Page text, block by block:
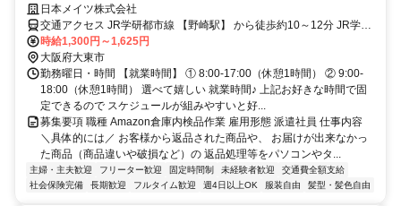
型自由♪自分スタイルで就業可
日本メイツ株式会社
交通アクセス JR学研都市線 【野崎駅】 から徒歩約10～12分 JR学研
都市線 【住道駅】 から徒歩約13～15分 ※各駅からの送迎バス等はご
時給1,300円～1,625円
大阪府大東市
勤務曜日・時間 【就業時間】 ① 8:00-17:00（休憩1時間） ② 9:00-
18:00（休憩1時間） 選べて嬉しい 就業時間♪ 上記お好きな時間で固
定できるので スケジュールが組みやすいと好...
募集要項 職種 Amazon倉庫内検品作業 雇用形態 派遣社員 仕事内容
＼具体的には／ お客様から返品された商品や、 お届けが出来なかっ
た商品（商品違いや破損など）の 返品処理等をパソコンやタ...
主婦・主夫歓迎 フリーター歓迎 固定時間制 未経験者歓迎
交通費全額支給
社会保険完備
長期歓迎 フルタイム歓迎 週4日以上OK 服装自由 髪型・髪色自由